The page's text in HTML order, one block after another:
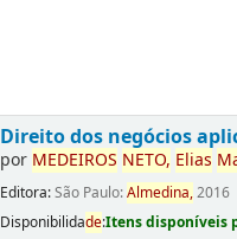
Direito dos negócios
por MEDEIROS NETO, Elias
Editora:São Paulo:Almedina,2016
Disponibilidade:Itens disponíveis